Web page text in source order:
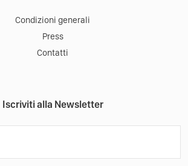
Condizioni generali
Press
Contatti
Iscriviti alla Newsletter